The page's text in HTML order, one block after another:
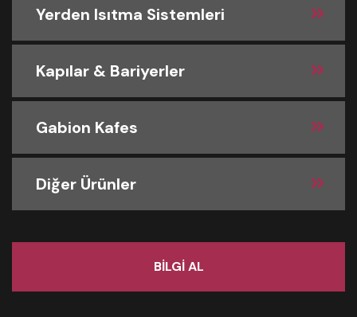
Yerden Isıtma Sistemleri
Kapılar & Bariyerler
Gabion Kafes
Diğer Ürünler
BİLGİ AL